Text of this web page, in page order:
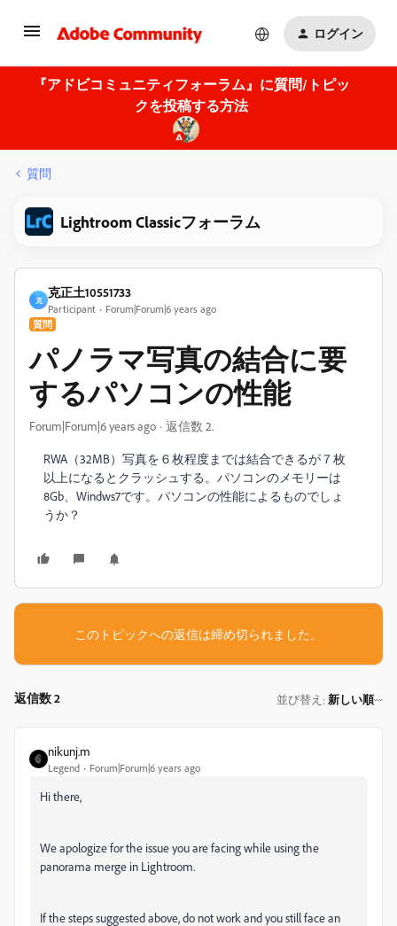
ログイン
『アドビコミュニティフォーラム』に質問/トピッ
クを投稿する方法
質問
Lightroom Classicフォーラム
克
克正土10551733
Participant Forum|Forum|6 years ago
質問
パノラマ写真の結合に要
するパソコンの性能
Forum|Forum|6 years ago 返信数 2.
RWA（32MB）写真を６枚程度までは結合できるが７枚
以上になるとクラッシュする。パソコンのメモリーは
8Gb、Windws7です。パソコンの性能によるものでしょ
うか？
このトピックへの返信は締め切られました。
返信数 2 並び替え : 新しい順
nikunj.m
Legend Forum|Forum|6 years ago
Hi there,
We apologize for the issue you are facing while using the
panorama merge in Lightroom.
If the steps suggested above, do not work and you still face an